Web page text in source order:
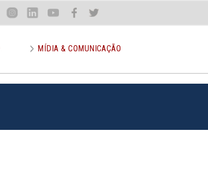
Inst Lin You Face Twit
MÍDIA & COMUNICAÇÃO